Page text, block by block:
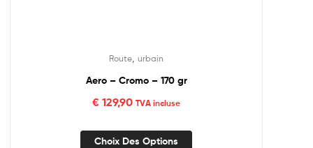
Route urbain
Aero – Cromo – 170 gr
€ 129,90 TVA incluse
Choix Des Options